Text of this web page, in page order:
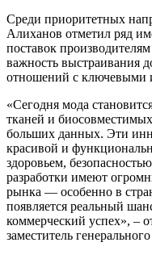
Среди приоритетных
Алиханов отметил ряд
поставок
важность выстраивания
отношений с ключевыми
«Сегодня мода
тканей и
больших данных. Эти
красивой и
здоровьем,
разработки имеют
рынка — особенно в
появляется реальный
коммерческий успех», –
заместитель